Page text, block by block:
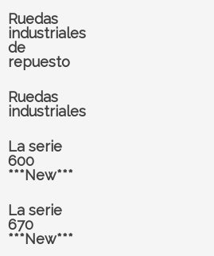
Ruedas
industriales
de
repuesto
Ruedas
industriales
La serie
600
***New***
La serie
670
***New***